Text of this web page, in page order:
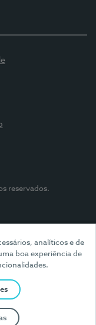
analíticos e de
boa experiência de
reservados.